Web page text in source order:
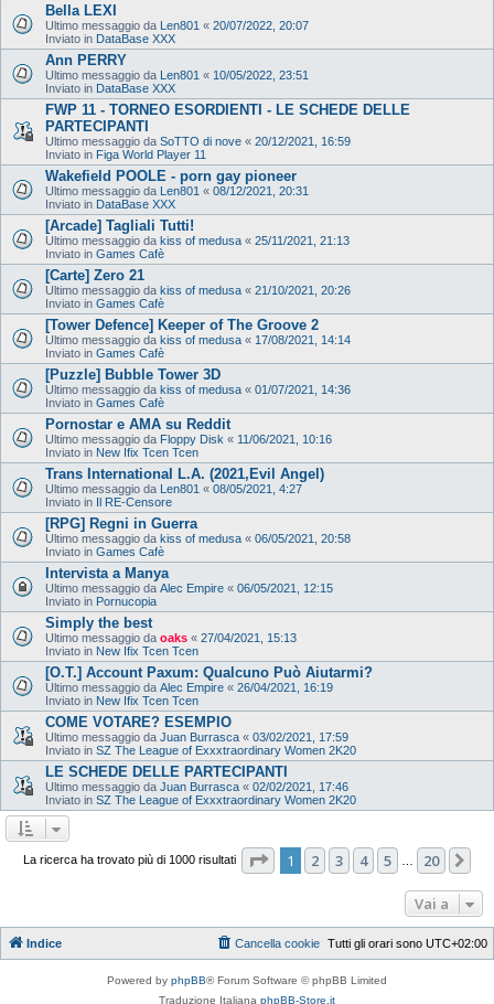
Bella LEXI
Ultimo messaggio da Len801 « 20/07/2022, 20:07
Inviato in DataBase XXX
Ann PERRY
Ultimo messaggio da Len801 « 10/05/2022, 23:51
Inviato in DataBase XXX
FWP 11 - TORNEO ESORDIENTI - LE SCHEDE DELLE
PARTECIPANTI
Ultimo messaggio da SoTTO di nove « 20/12/2021, 16:59
Inviato in Figa World Player 11
Wakefield POOLE - porn gay pioneer
Ultimo messaggio da Len801 « 08/12/2021, 20:31
Inviato in DataBase XXX
[Arcade] Tagliali Tutti!
Ultimo messaggio da kiss of medusa « 25/11/2021, 21:13
Inviato in Games Cafè
[Carte] Zero 21
Ultimo messaggio da kiss of medusa « 21/10/2021, 20:26
Inviato in Games Cafè
[Tower Defence] Keeper of The Groove 2
Ultimo messaggio da kiss of medusa « 17/08/2021, 14:14
Inviato in Games Cafè
[Puzzle] Bubble Tower 3D
Ultimo messaggio da kiss of medusa « 01/07/2021, 14:36
Inviato in Games Cafè
Pornostar e AMA su Reddit
Ultimo messaggio da Floppy Disk « 11/06/2021, 10:16
Inviato in New Ifix Tcen Tcen
Trans International L.A. (2021,Evil Angel)
Ultimo messaggio da Len801 « 08/05/2021, 4:27
Inviato in Il RE-Censore
[RPG] Regni in Guerra
Ultimo messaggio da kiss of medusa « 06/05/2021, 20:58
Inviato in Games Cafè
Intervista a Manya
Ultimo messaggio da Alec Empire « 06/05/2021, 12:15
Inviato in Pornucopia
Simply the best
Ultimo messaggio da oaks « 27/04/2021, 15:13
Inviato in New Ifix Tcen Tcen
[O.T.] Account Paxum: Qualcuno Può Aiutarmi?
Ultimo messaggio da Alec Empire « 26/04/2021, 16:19
Inviato in New Ifix Tcen Tcen
COME VOTARE? ESEMPIO
Ultimo messaggio da Juan Burrasca « 03/02/2021, 17:59
Inviato in SZ The League of Exxxtraordinary Women 2K20
LE SCHEDE DELLE PARTECIPANTI
Ultimo messaggio da Juan Burrasca « 02/02/2021, 17:46
Inviato in SZ The League of Exxxtraordinary Women 2K20
La ricerca ha trovato più di 1000 risultati Pagina di 20
1 2 3 4 5 20
Vai a
Indice Tutti gli orari sono UTC+02:00
Cancella cookie
Powered by phpBB® Forum Software © phpBB Limited
Traduzione Italiana phpBB-Store.it